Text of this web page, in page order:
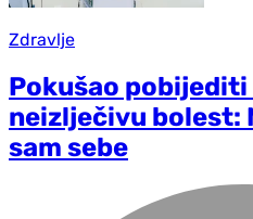
Zdravlje
Pokušao
neizlječivu bolest:
sam sebe